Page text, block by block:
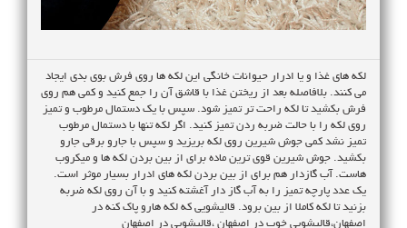
لکه های غذا و یا ادرار حیوانات خانگی این لکه ها روی فرش بوی بدی ایجاد
می کنند. بلافاصله بعد از ریختن غذا با قاشق آن را جمع کنید و کمی هم روی
فرش بکشید تا لکه راحت تر تمیز شود. سپس با یک دستمال مرطوب و تمیز
روی لکه را با حالت ضربه ردن تمیز کنید. اگر لکه تنها با دستمال مرطوب
تمیز نشد کمی جوش شیرین روی لکه بریزید و سپس با جارو برقی جارو
بکشید. جوش شیرین قوی ترین ماده برای از بین بردن لکه ها و میکروب
هاست. آب گازدار هم برای از بین بردن لکه های ادرار بسیار موثر است.
یک عدد پارچه تمیز را به آب گاز دار آغشته کنید و با آن روی لکه ضربه
بزنید تا لکه کاملا از بین برود. قالیشویی که لکه هارو پاک کنه در
اصفهان،قالیشویی خوب در اصفهان ،قالیشویی در اصفهان